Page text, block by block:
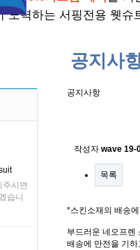
노력하는 서핑전용 웻슈
주시면
습니
공지사
공지사항
작성자 wave 19-
목록
*스킨소재의 배송
부드러운 네오프렌
배송에 만전을 기